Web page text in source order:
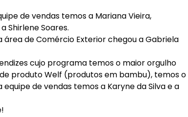
de vendas temos a Mariana Vieira,
Shirlene Soares.
de Comércio Exterior chegou a Gabriela
cujo programa temos o maior orgulho
produto Welf (produtos em bambu), temos o
de vendas temos a Karyne da Silva e a